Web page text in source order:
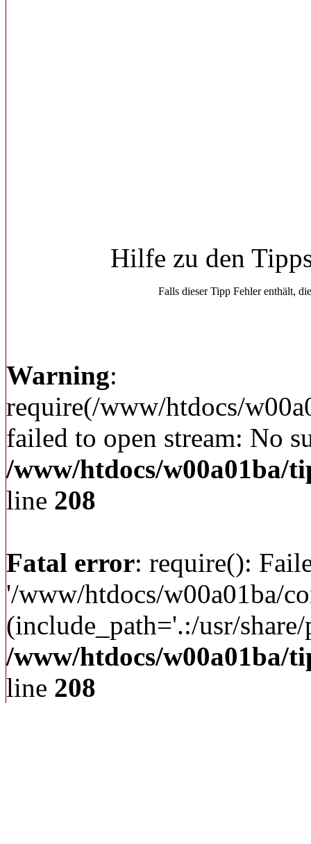
Hilfe zu den
Falls dieser Tipp Fehler enthält,
Warning:
require(/www/htdocs/
failed to open stream: No
/www/htdocs/w00a01ba/
line 208
Fatal error: require():
'/www/htdocs/w00a01ba/
(include_path='.:/usr/
/www/htdocs/w00a01ba/
line 208